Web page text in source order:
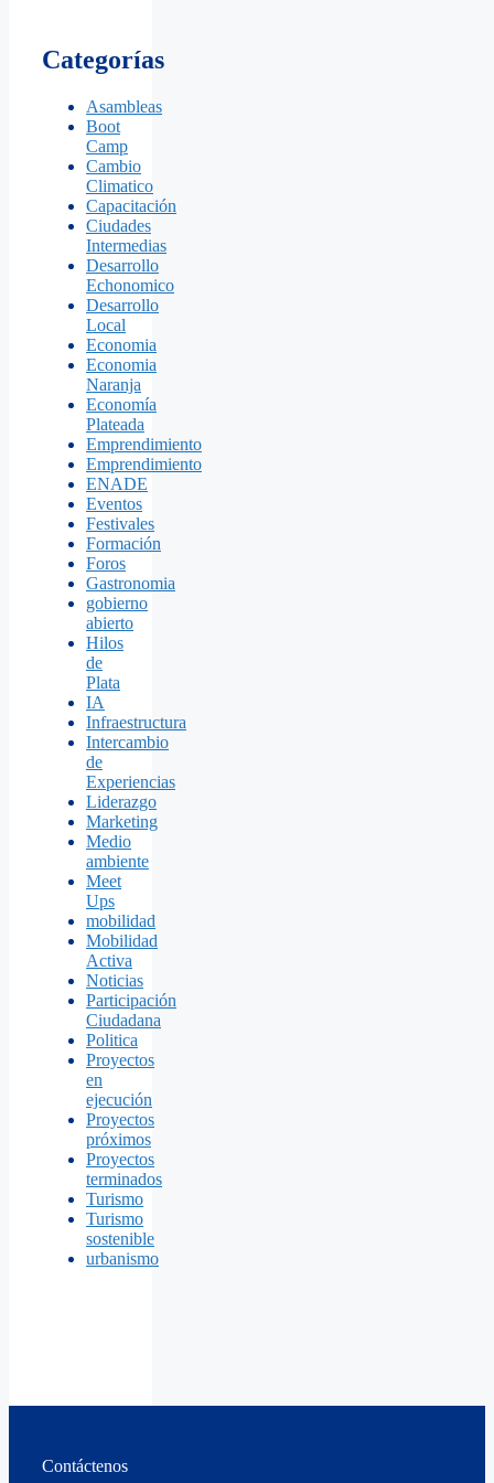
Categorías
Asambleas
Boot
Camp
Cambio
Climatico
Capacitación
Ciudades
Intermedias
Desarrollo
Echonomico
Desarrollo
Local
Economia
Economia
Naranja
Economía
Plateada
Emprendimiento
Emprendimiento
ENADE
Eventos
Festivales
Formación
Foros
Gastronomia
gobierno
abierto
Hilos
de
Plata
IA
Infraestructura
Intercambio
de
Experiencias
Liderazgo
Marketing
Medio
ambiente
Meet
Ups
mobilidad
Mobilidad
Activa
Noticias
Participación
Ciudadana
Politica
Proyectos
en
ejecución
Proyectos
próximos
Proyectos
terminados
Turismo
Turismo
sostenible
urbanismo
Contáctenos